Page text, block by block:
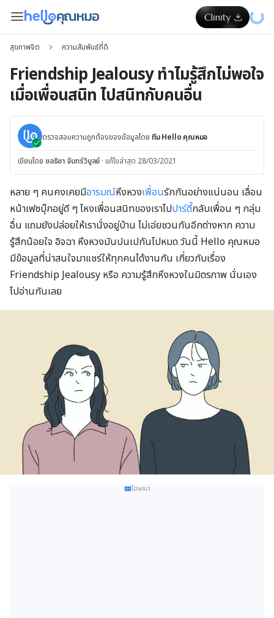
สุขภาพจิต ความสัมพันธ์ที่ดี
Friendship Jealousy ทำไมรู้สึกไม่พอใจ
เมื่อเพื่อนสนิท ไปสนิทกับคนอื่น
ตรวจสอบความถูกต้องของข้อมูลโดย ทีม Hello คุณหมอ
เขียนโดย ชลธิชา จันทร์วิบูลย์ · แก้ไขล่าสุด 28/03/2021
หลาย ๆ คนคงเคยมีอารมณ์หึงหวงเพื่อนรักกันอย่างแน่นอน เลื่อน
หน้าเฟซบุ๊กอยู่ดี ๆ ไหงเพื่อนสนิทของเราไปปาร์ตี้กลับเพื่อน ๆ กลุ่ม
อื่น แถมยังปล่อยให้เรานั่งอยู่บ้าน ไม่เอ่ยชวนกันอีกต่างหาก ความ
รู้สึกน้อยใจ อิจฉา หึงหวงมันปนเปกันไปหมด วันนี้ Hello คุณหมอ
มีข้อมูลที่น่าสนใจมาแชร์ให้ทุกคนได้งานกัน เกี่ยวกับเรื่อง
Friendship Jealousy หรือ ความรู้สึกหึงหวงในมิตรภาพ นั่นเอง
ไปอ่านกันเลย
โฆษณา